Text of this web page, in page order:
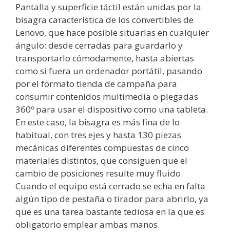
Pantalla y superficie táctil están unidas por la
bisagra característica de los convertibles de
Lenovo, que hace posible situarlas en cualquier
ángulo: desde cerradas para guardarlo y
transportarlo cómodamente, hasta abiertas
como si fuera un ordenador portátil, pasando
por el formato tienda de campaña para
consumir contenidos multimedia o plegadas
360º para usar el dispositivo como una tableta.
En este caso, la bisagra es más fina de lo
habitual, con tres ejes y hasta 130 piezas
mecánicas diferentes compuestas de cinco
materiales distintos, que consiguen que el
cambio de posiciones resulte muy fluido.
Cuando el equipo está cerrado se echa en falta
algún tipo de pestaña o tirador para abrirlo, ya
que es una tarea bastante tediosa en la que es
obligatorio emplear ambas manos.